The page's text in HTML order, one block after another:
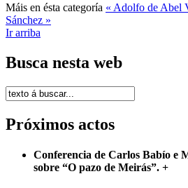
Máis en ésta categoría « Adolfo de Abel
Sánchez »
Ir arriba
Busca nesta web
Próximos actos
Conferencia de Carlos Babío e
sobre “O pazo de Meirás”. +